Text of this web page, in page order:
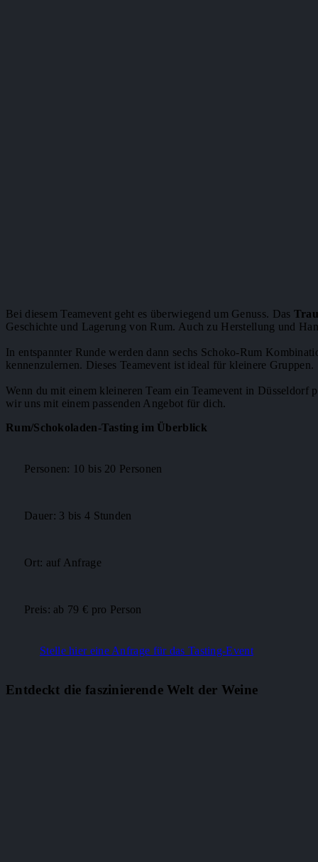
Bei diesem Teamevent geht es überwiegend um Genuss. Das
Geschichte und Lagerung von Rum. Auch zu Herstellung und
In entspannter Runde werden dann sechs Schoko-Rum
kennenzulernen. Dieses Teamevent ist ideal für kleinere Gruppen.
Wenn du mit einem kleineren Team ein Teamevent in
wir uns mit einem passenden Angebot für dich.
Rum/Schokoladen-Tasting im Überblick
Personen: 10 bis 20 Personen
Dauer: 3 bis 4 Stunden
Ort: auf Anfrage
Preis: ab 79 € pro Person
Stelle hier eine Anfrage für das Tasting-Event
Entdeckt die faszinierende Welt der Weine